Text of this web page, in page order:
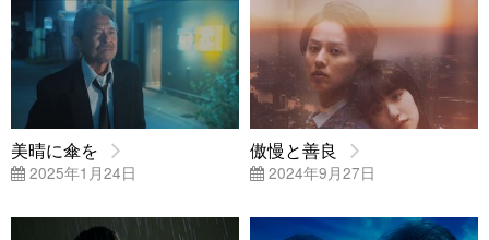
美晴に傘を
2025年1月24日
傲慢と善良
2024年9月27日